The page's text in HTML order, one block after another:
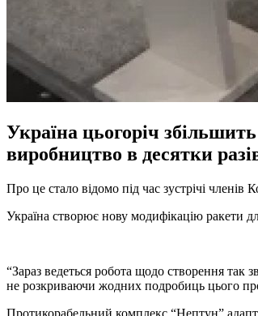
Україна цьогоріч
виробництво в десятки
Про це стало відомо під час зустрічі
Україна створює нову модифікацію ракети
“Зараз ведеться робота щодо створення
не розкриваючи жодних подробиць цього